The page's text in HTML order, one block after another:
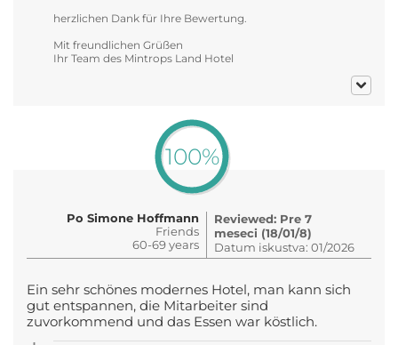
herzlichen Dank für Ihre Bewertung.
Mit freundlichen Grüßen
Ihr Team des Mintrops Land Hotel
100%
Po Simone Hoffmann
Friends
60-69 years
Reviewed: Pre 7
meseci (18/01/8)
Datum iskustva: 01/2026
Ein sehr schönes modernes Hotel, man kann sich
gut entspannen, die Mitarbeiter sind
zuvorkommend und das Essen war köstlich.